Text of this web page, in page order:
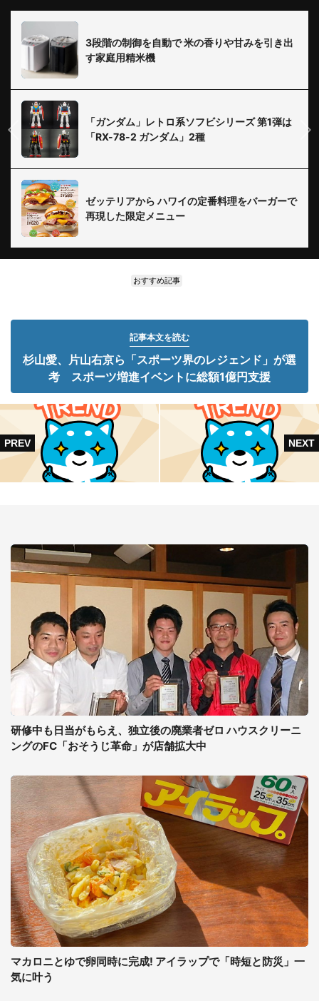
3段階の制御を自動で 米の香りや甘みを引き出
す家庭用精米機
「ガンダム」レトロ系ソフビシリーズ 第1弾は
「RX-78-2 ガンダム」2種
ゼッテリアから ハワイの定番料理をバーガーで
再現した限定メニュー
おすすめ記事
記事本文を読む
杉山愛、片山右京ら「スポーツ界のレジェンド」が選
考 スポーツ増進イベントに総額1億円支援
研修中も日当がもらえ、独立後の廃業者ゼロ ハウスクリーニ
ングのFC「おそうじ革命」が店舗拡大中
マカロニとゆで卵同時に完成! アイラップで「時短と防災」一
気に叶う